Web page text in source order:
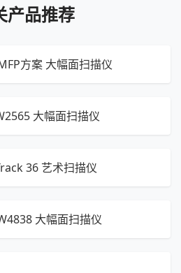
产品推荐
方案 大幅面扫描仪
大幅面扫描仪
36 艺术扫描仪
大幅面扫描仪